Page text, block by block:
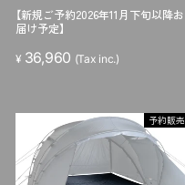
【新規ご予約2026年11月下旬以降お
届け予定】
¥ 36,960 (Tax inc.)
予約販売